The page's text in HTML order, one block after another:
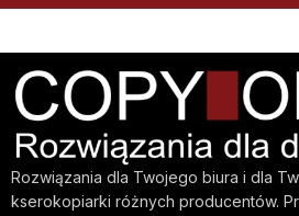
Rozwiązania dla Twojego biura i dla
kserokopiarki różnych producentów.